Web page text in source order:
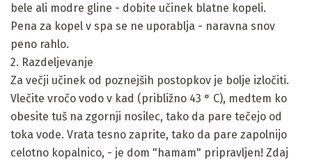
bele ali modre gline - dobite učinek blatne kopeli.
Pena za kopel v spa se ne uporablja - naravna snov
peno rahlo.
2. Razdeljevanje
Za večji učinek od poznejših postopkov je bolje izločiti.
Vlečite vročo vodo v kad (približno 43 ° C), medtem ko
obesite tuš na zgornji nosilec, tako da pare tečejo od
toka vode. Vrata tesno zaprite, tako da pare zapolnijo
celotno kopalnico, - je dom "hamam" pripravljen! Zdaj